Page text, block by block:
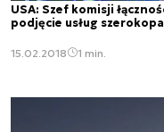
USA: Szef komisji
podjęcie usług
15.02.2018 1 min.